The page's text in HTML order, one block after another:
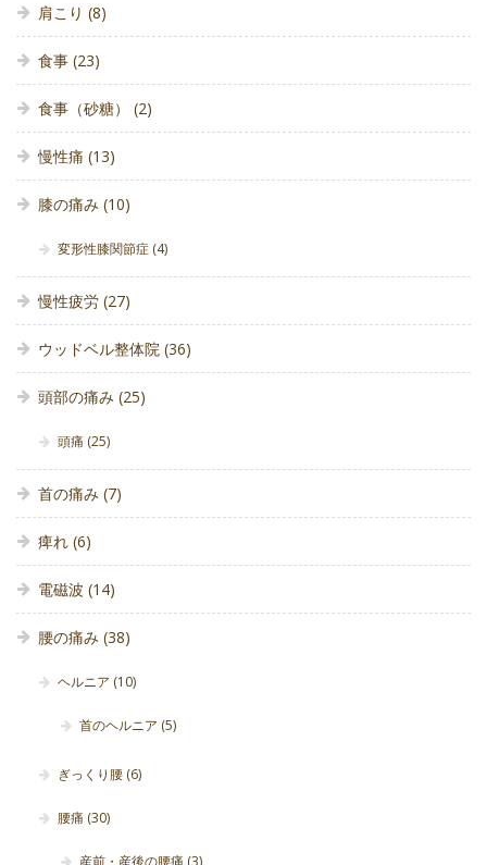
肩こり (8)
食事 (23)
食事（砂糖） (2)
慢性痛 (13)
膝の痛み (10)
変形性膝関節症 (4)
慢性疲労 (27)
ウッドベル整体院 (36)
頭部の痛み (25)
頭痛 (25)
首の痛み (7)
痺れ (6)
電磁波 (14)
腰の痛み (38)
ヘルニア (10)
首のヘルニア (5)
ぎっくり腰 (6)
腰痛 (30)
産前・産後の腰痛 (3)